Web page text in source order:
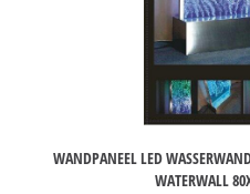
WANDPANEEL LED
WATERWALL